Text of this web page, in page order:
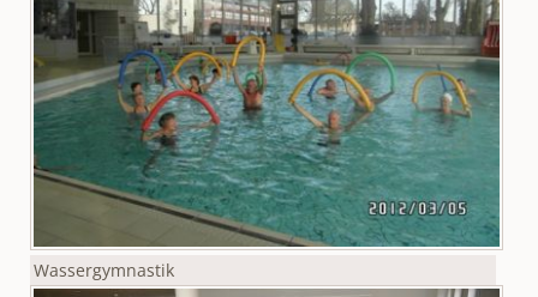
Wassergymnastik